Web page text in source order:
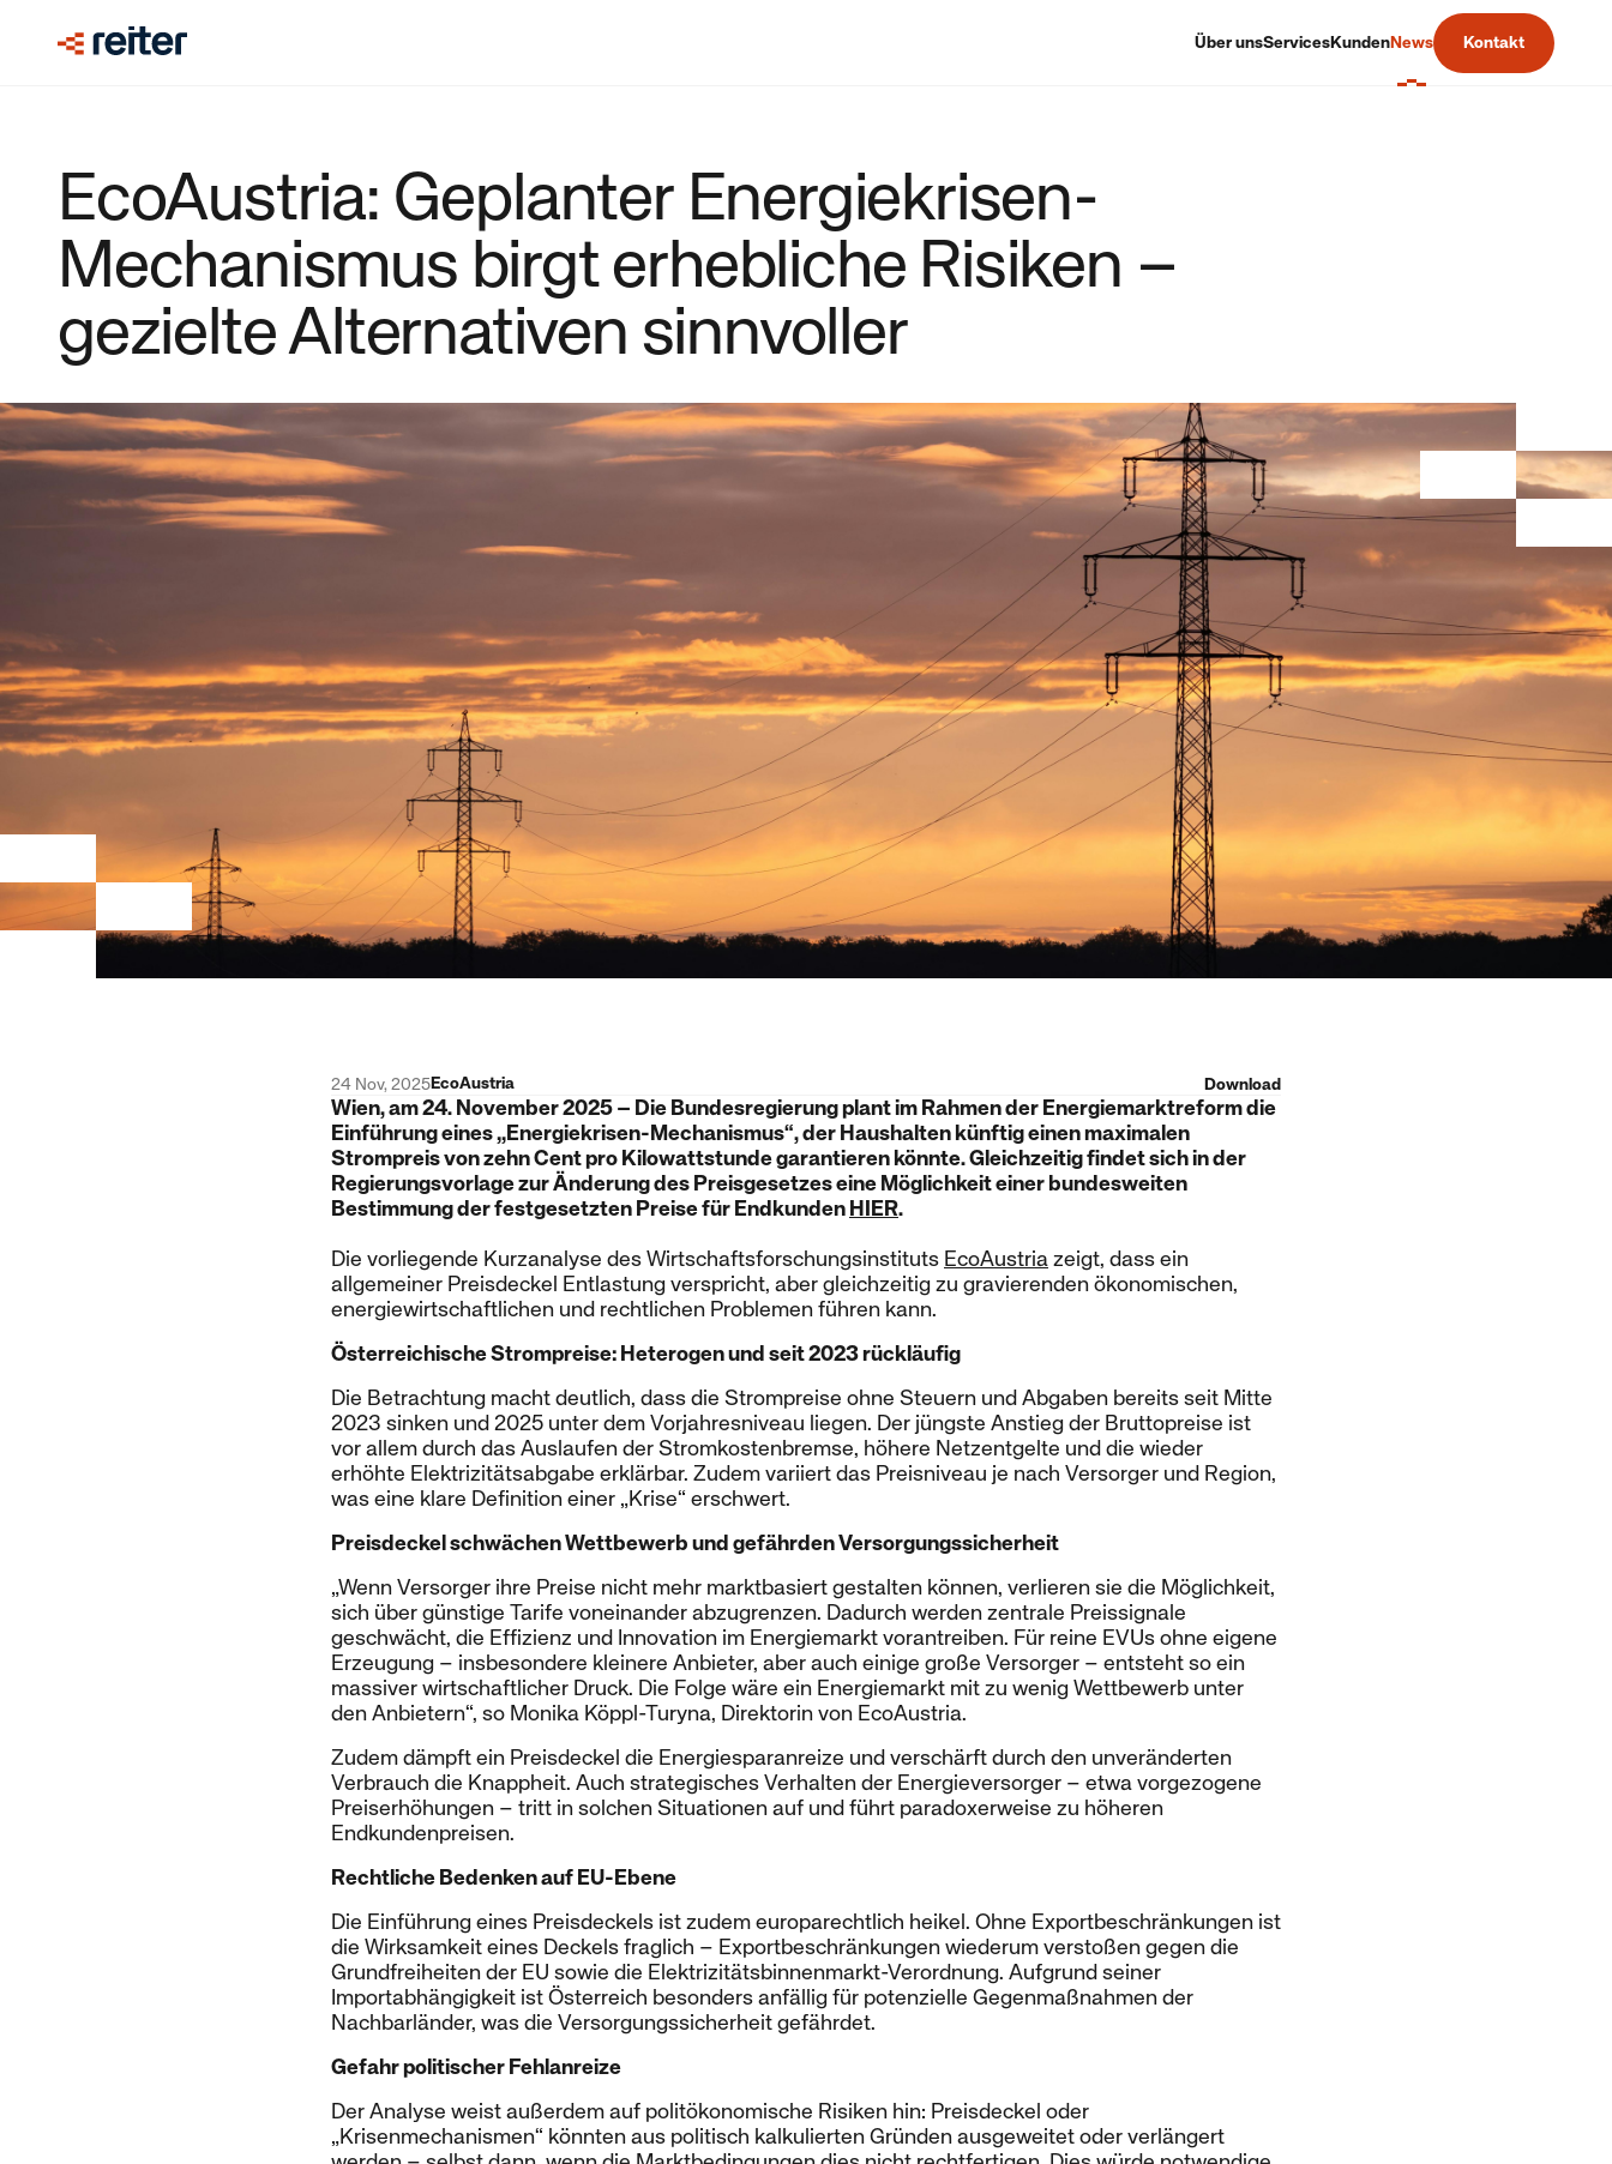
Über unsServicesKundenNews Kontakt
EcoAustria: Geplanter Energiekrisen-
Mechanismus birgt erhebliche Risiken –
gezielte Alternativen sinnvoller
24 Nov, 2025EcoAustria Download
Wien, am 24. November 2025 – Die Bundesregierung plant im Rahmen der Energiemarktreform die
Einführung eines „Energiekrisen-Mechanismus“, der Haushalten künftig einen maximalen
Strompreis von zehn Cent pro Kilowattstunde garantieren könnte. Gleichzeitig findet sich in der
Regierungsvorlage zur Änderung des Preisgesetzes eine Möglichkeit einer bundesweiten
Bestimmung der festgesetzten Preise für EndkundenHIER.
Die vorliegende Kurzanalyse des Wirtschaftsforschungsinstituts EcoAustriazeigt, dass ein
allgemeiner Preisdeckel Entlastung verspricht, aber gleichzeitig zu gravierenden ökonomischen,
energiewirtschaftlichen und rechtlichen Problemen führen kann.
Österreichische Strompreise: Heterogen und seit 2023 rückläufig
Die Betrachtung macht deutlich, dass die Strompreise ohne Steuern und Abgaben bereits seit Mitte
2023 sinken und 2025 unter dem Vorjahresniveau liegen. Der jüngste Anstieg der Bruttopreise ist
vor allem durch das Auslaufen der Stromkostenbremse, höhere Netzentgelte und die wieder
erhöhte Elektrizitätsabgabe erklärbar. Zudem variiert das Preisniveau je nach Versorger und Region,
was eine klare Definition einer „Krise“ erschwert.
Preisdeckel schwächen Wettbewerb und gefährden Versorgungssicherheit
„Wenn Versorger ihre Preise nicht mehr marktbasiert gestalten können, verlieren sie die Möglichkeit,
sich über günstige Tarife voneinander abzugrenzen. Dadurch werden zentrale Preissignale
geschwächt, die Effizienz und Innovation im Energiemarkt vorantreiben. Für reine EVUs ohne eigene
Erzeugung – insbesondere kleinere Anbieter, aber auch einige große Versorger – entsteht so ein
massiver wirtschaftlicher Druck. Die Folge wäre ein Energiemarkt mit zu wenig Wettbewerb unter
den Anbietern“, so Monika Köppl-Turyna, Direktorin von EcoAustria.
Zudem dämpft ein Preisdeckel die Energiesparanreize und verschärft durch den unveränderten
Verbrauch die Knappheit. Auch strategisches Verhalten der Energieversorger – etwa vorgezogene
Preiserhöhungen – tritt in solchen Situationen auf und führt paradoxerweise zu höheren
Endkundenpreisen.
Rechtliche Bedenken auf EU-Ebene
Die Einführung eines Preisdeckels ist zudem europarechtlich heikel. Ohne Exportbeschränkungen ist
die Wirksamkeit eines Deckels fraglich – Exportbeschränkungen wiederum verstoßen gegen die
Grundfreiheiten der EU sowie die Elektrizitätsbinnenmarkt-Verordnung. Aufgrund seiner
Importabhängigkeit ist Österreich besonders anfällig für potenzielle Gegenmaßnahmen der
Nachbarländer, was die Versorgungssicherheit gefährdet.
Gefahr politischer Fehlanreize
Der Analyse weist außerdem auf politökonomische Risiken hin: Preisdeckel oder
„Krisenmechanismen“ könnten aus politisch kalkulierten Gründen ausgeweitet oder verlängert